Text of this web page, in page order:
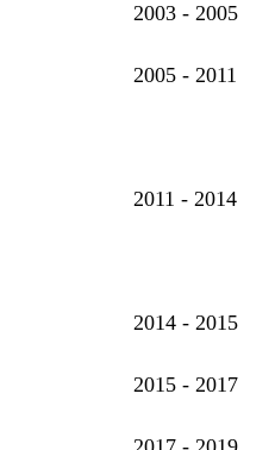
2003 - 2005
2005 - 2011
2011 - 2014
2014 - 2015
2015 - 2017